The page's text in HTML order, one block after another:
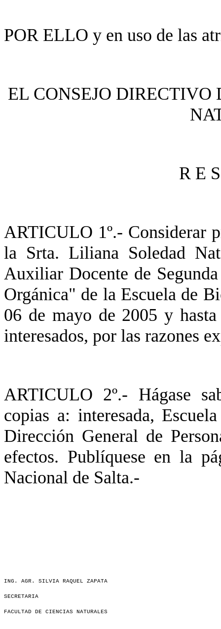
POR ELLO y en uso de las
EL CONSEJO
R E
ARTICULO 1º.- Considerar
la Srta. Liliana Soledad
Auxiliar Docente de
Orgánica" de la Escuela de
06 de mayo de 2005 y
interesados, por las razones
ARTICULO 2º.- Hágase
copias a: interesada,
Dirección General de
efectos. Publíquese en la
Nacional de Salta.-
ING. AGR. SILVIA RAQUEL ZAPATA
SECRETARIA
FACULTAD DE CIENCIAS NATURALES